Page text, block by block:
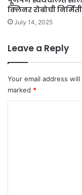
क्लिनर रोबोची निर्मिती
July 14, 2025
Leave a Reply
Your email address
marked *